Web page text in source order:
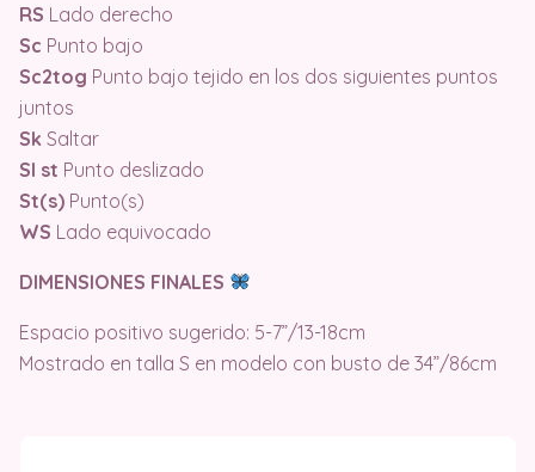
RS Lado derecho
Sc Punto bajo
Sc2tog Punto bajo tejido en los dos siguientes puntos
juntos
Sk Saltar
Sl st Punto deslizado
St(s) Punto(s)
WS Lado equivocado
DIMENSIONES FINALES
Espacio positivo sugerido: 5-7”/13-18cm
Mostrado en talla S en modelo con busto de 34”/86cm